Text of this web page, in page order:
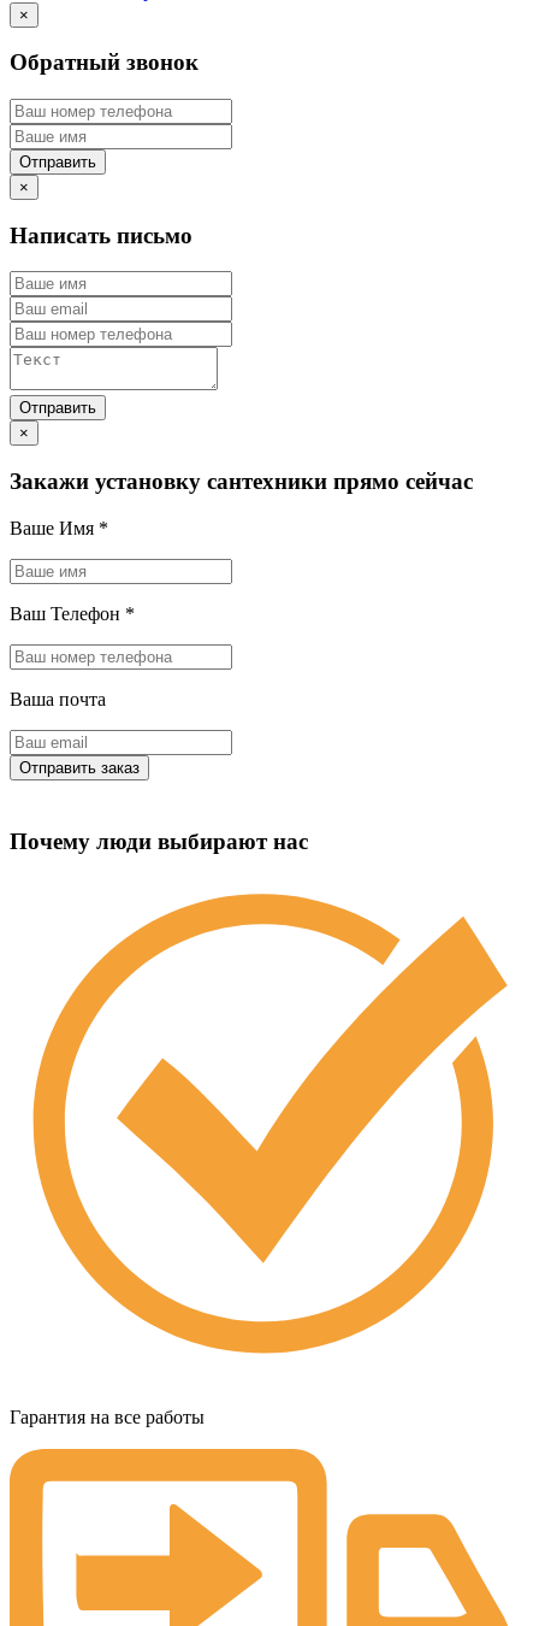
×
Обратный звонок
×
Написать письмо
×
Закажи установку сантехники прямо сейчас
Ваше Имя *
Ваш Телефон *
Ваша почта
Почему люди выбирают нас
Гарантия на все работы